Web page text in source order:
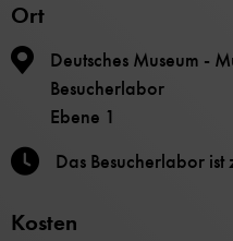
Ort
Deutsches Museum -
Besucherlabor
Ebene 1
Das Besucherlabor
Kosten